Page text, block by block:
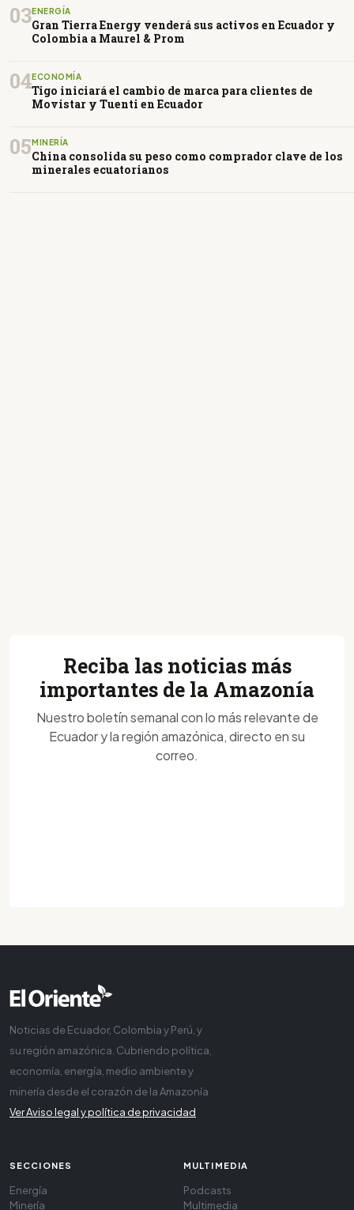
03ENERGÍA
Gran Tierra Energy venderá sus activos en Ecuador y
Colombia a Maurel & Prom
04ECONOMÍA
Tigo iniciará el cambio de marca para clientes de
Movistar y Tuenti en Ecuador
05MINERÍA
China consolida su peso como comprador clave de los
minerales ecuatorianos
Reciba las noticias más
importantes de la Amazonía
Nuestro boletín semanal con lo más relevante de
Ecuador y la región amazónica, directo en su
correo.
Noticias de Ecuador, Colombia y Perú, y
su región amazónica. Cubriendo política,
economía, energía, medio ambiente y
minería desde el corazón de la Amazonía
Ver Aviso legal y política de privacidad
SECCIONES
Energía
Minería
MULTIMEDIA
Podcasts
Multimedia